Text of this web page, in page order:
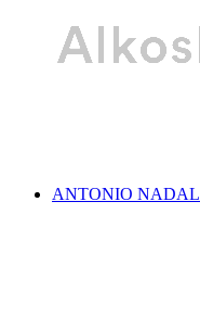
ANTONIO NADAL